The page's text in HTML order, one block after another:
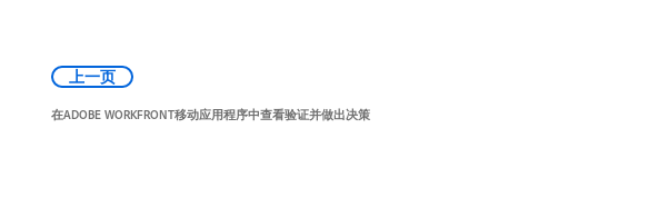
上一页
在ADOBE WORKFRONT移动应用程序中查看验证并做出决策